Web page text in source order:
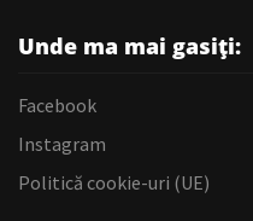
Unde ma mai gasiți:
Facebook
Instagram
Politică cookie-uri (UE)